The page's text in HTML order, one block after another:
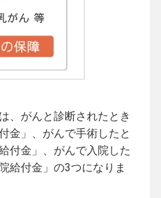
、がんと診断されたとき
金」、がんで手術したと
付金」、がんで入院した
給付金」の3つになりま